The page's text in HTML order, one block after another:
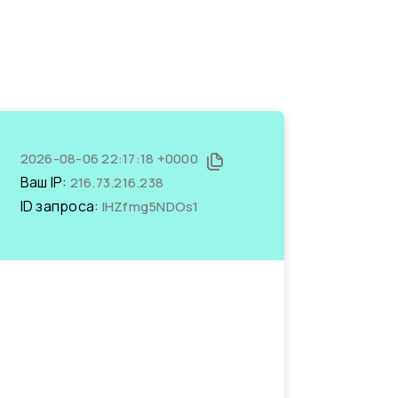
2026-08-06 22:17:18 +0000
Ваш IP: 216.73.216.238
ID запроса: IHZfmg5NDOs1